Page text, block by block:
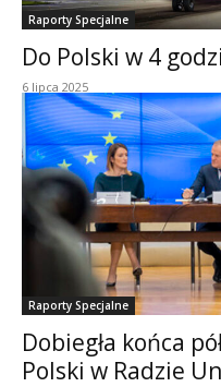
Raporty Specjalne
Do Polski w 4
6 lipca 2025
Raporty Specjalne
Dobiegła końca
Polski w Radzie